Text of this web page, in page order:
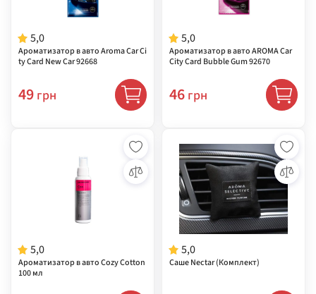
5,0
Ароматизатор в авто Aroma Car Ci
ty Card New Car 92668
49 грн
5,0
Ароматизатор в авто AROMA Car
City Card Bubble Gum 92670
46 грн
5,0
Ароматизатор в авто Cozy Cotton
100 мл
5,0
Саше Nectar (Комплект)